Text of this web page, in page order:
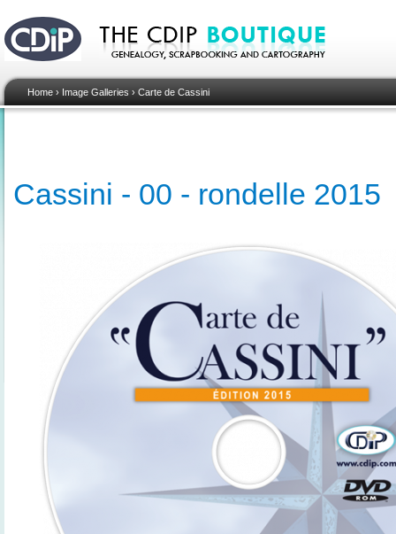
Home › Image Galleries › Carte de Cassini
Cassini - 00 - rondelle 2015